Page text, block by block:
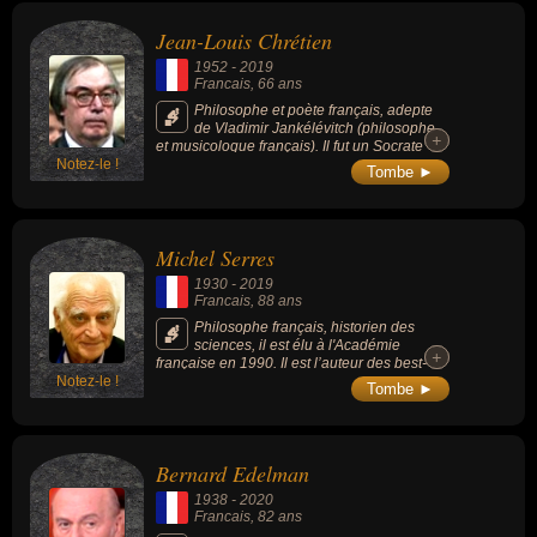
habituelles de la Cité.
Notez-le !
Jean-Louis Chrétien
1952 - 2019
Francais, 66 ans
Philosophe et poète français, adepte
de Vladimir Jankélévitch (philosophe
et musicologue français). Il fut un Socrate
des temps modernes pour ses étudiants et
les anciennes humanités ont été son champ
+
+
Tombe ►
Notez-le !
Michel Serres
1930 - 2019
Francais , 88 ans
Philosophe français, historien des
sciences, il est élu à l'Académie
française en 1990. Il est l’auteur des best-
sellers « Les Cinq Sens » (1985), « Petite
Poucette » (2012), « Le Gaucher boiteux »
+
+
Tombe ►
Bernard Edelman
1938 - 2020
Francais, 82 ans